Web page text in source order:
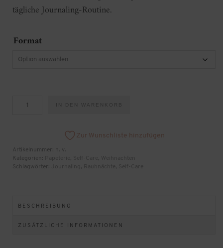
tägliche Journaling-Routine.
Format
Offwhite
IN DEN WARENKORB
Zur Wunschliste hinzufügen
Artikelnummer: n. v.
Kategorien:
, ,
Schlagwörter:
, ,
BESCHREIBUNG
ZUSÄTZLICHE INFORMATIONEN